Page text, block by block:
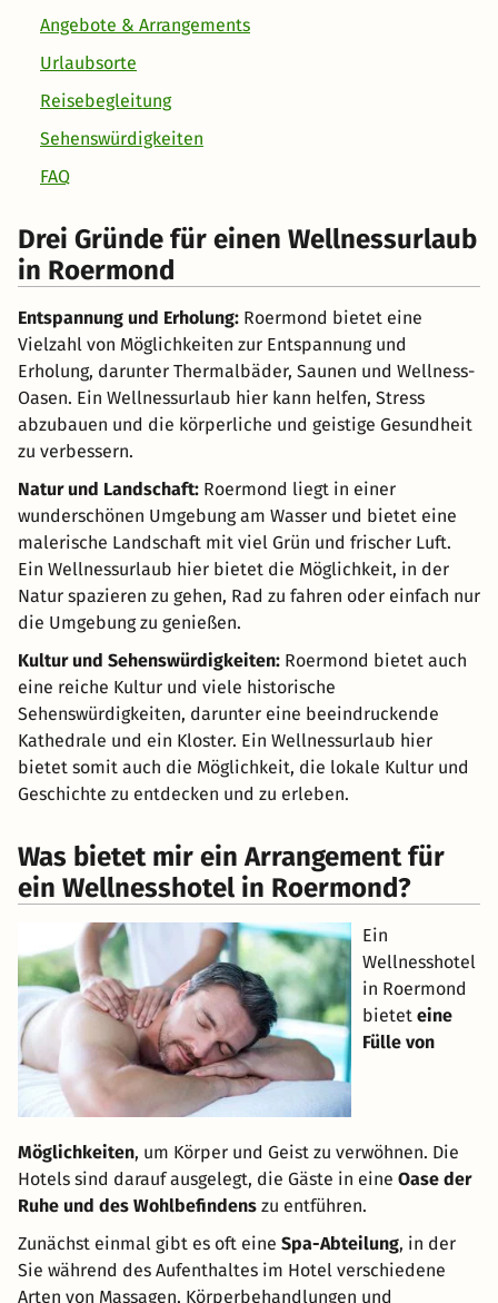
Angebote & Arrangements
Urlaubsorte
Reisebegleitung
Sehenswürdigkeiten
FAQ
Drei Gründe für einen Wellnessurlaub
in Roermond
Entspannung und Erholung: Roermond bietet eine
Vielzahl von Möglichkeiten zur Entspannung und
Erholung, darunter Thermalbäder, Saunen und Wellness-
Oasen. Ein Wellnessurlaub hier kann helfen, Stress
abzubauen und die körperliche und geistige Gesundheit
zu verbessern.
Natur und Landschaft: Roermond liegt in einer
wunderschönen Umgebung am Wasser und bietet eine
malerische Landschaft mit viel Grün und frischer Luft.
Ein Wellnessurlaub hier bietet die Möglichkeit, in der
Natur spazieren zu gehen, Rad zu fahren oder einfach nur
die Umgebung zu genießen.
Kultur und Sehenswürdigkeiten: Roermond bietet auch
eine reiche Kultur und viele historische
Sehenswürdigkeiten, darunter eine beeindruckende
Kathedrale und ein Kloster. Ein Wellnessurlaub hier
bietet somit auch die Möglichkeit, die lokale Kultur und
Geschichte zu entdecken und zu erleben.
Was bietet mir ein Arrangement für
ein Wellnesshotel in Roermond?
Ein
Wellnesshotel
in Roermond
bietet eine
Fülle von
Möglichkeiten, um Körper und Geist zu verwöhnen. Die
Hotels sind darauf ausgelegt, die Gäste in eine Oase der
Ruhe und des Wohlbefindens zu entführen.
Zunächst einmal gibt es oft eine Spa-Abteilung, in der
Sie während des Aufenthaltes im Hotel verschiedene
Arten von Massagen, Körperbehandlungen und